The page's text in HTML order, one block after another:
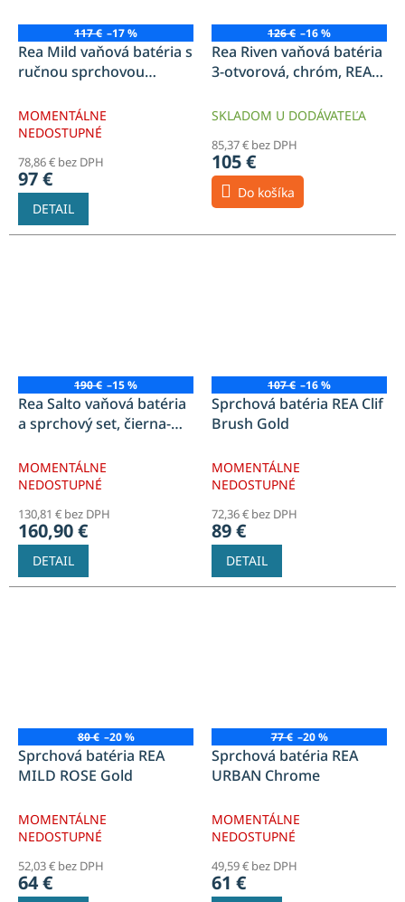
117 € –17 %
Rea Mild vaňová batéria s
ručnou sprchovou
zlato, REA-B4813
MOMENTÁLNE
NEDOSTUPNÉ
78,86 € bez DPH
97 €
DETAIL
126 € –16 %
Rea Riven vaňová batéria
3-otvorová, chróm, REA-
SKLADOM U DODÁVATEĽA
85,37 € bez DPH
105 €
Do košíka
190 € –15 %
Rea Salto vaňová batéria
a sprchový set, čierna-
MOMENTÁLNE
NEDOSTUPNÉ
130,81 € bez DPH
160,90 €
DETAIL
107 € –16 %
Sprchová batéria REA Clif
Brush Gold
MOMENTÁLNE
NEDOSTUPNÉ
72,36 € bez DPH
89 €
DETAIL
80 € –20 %
Sprchová batéria REA
MILD ROSE Gold
MOMENTÁLNE
NEDOSTUPNÉ
52,03 € bez DPH
64 €
77 € –20 %
Sprchová batéria REA
URBAN Chrome
MOMENTÁLNE
NEDOSTUPNÉ
49,59 € bez DPH
61 €